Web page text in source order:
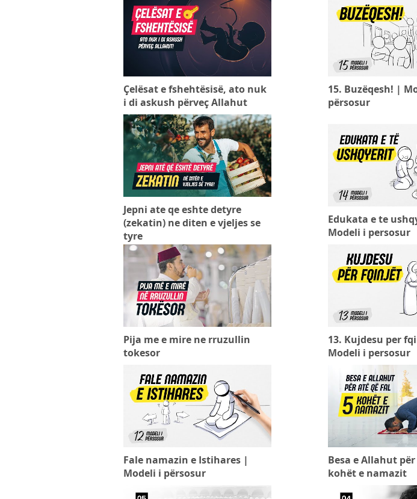
Çelësat e fshehtësisë, ato nuk
i di askush përveç Allahut
15. Buzëqesh! |
përsosur
Jepni ate qe eshte detyre
(zekatin) ne diten e vjeljes se
tyre
Edukata e te
Modeli i persosur
Pija me e mire ne rruzullin
tokesor
13. Kujdesu per
Modeli i persosur
Fale namazin e Istihares |
Modeli i përsosur
Besa e Allahut
kohët e namazit